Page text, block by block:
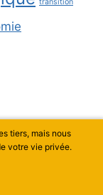
transition
par
tiers, mais nous
votre vie privée.